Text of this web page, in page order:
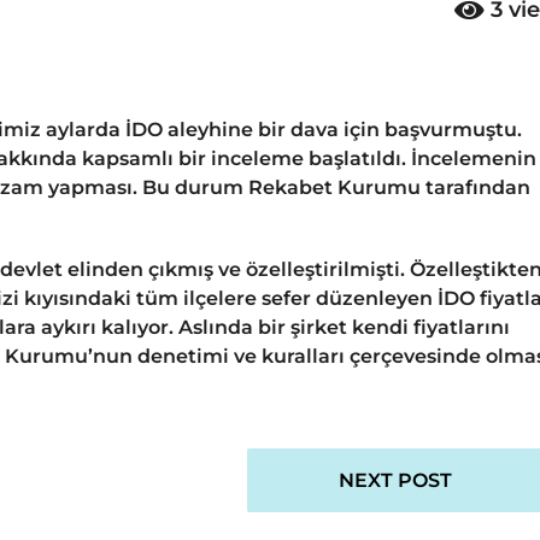
3
aylarda İDO aleyhine bir dava için başvurmuştu.
kapsamlı bir inceleme başlatıldı. İncelemenin
yapması. Bu durum Rekabet Kurumu tarafından
elinden çıkmış ve özelleştirilmişti.
kıyısındaki tüm ilçelere sefer düzenleyen İDO
aykırı kalıyor. Aslında bir şirket kendi fiyatlarını
denetimi ve kuralları çerçevesinde
NEXT POST